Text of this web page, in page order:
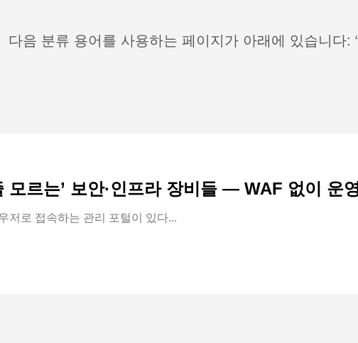
다음 분류 용어를 사용하는 페이지가 아래에 있습니다:
모르는’ 보안·인프라 장비들 — WAF 없이 운
저로 접속하는 관리 포털이 있다...